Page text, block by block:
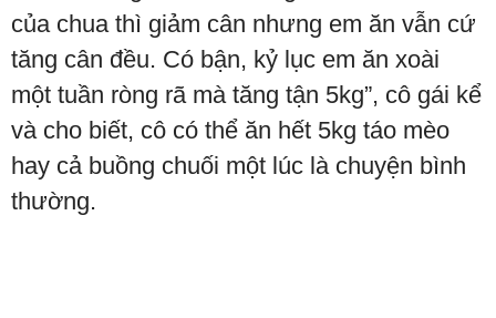
của chua thì giảm cân nhưng em ăn vẫn cứ
tăng cân đều. Có bận, kỷ lục em ăn xoài
một tuần ròng rã mà tăng tận 5kg”, cô gái kể
và cho biết, cô có thể ăn hết 5kg táo mèo
hay cả buồng chuối một lúc là chuyện bình
thường.